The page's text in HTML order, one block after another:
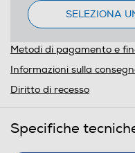
SELEZIONA
Metodi di pagamento e
Informazioni sulla
Diritto di recesso
Specifiche